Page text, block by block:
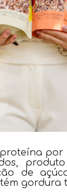
proteína por
de
gordura